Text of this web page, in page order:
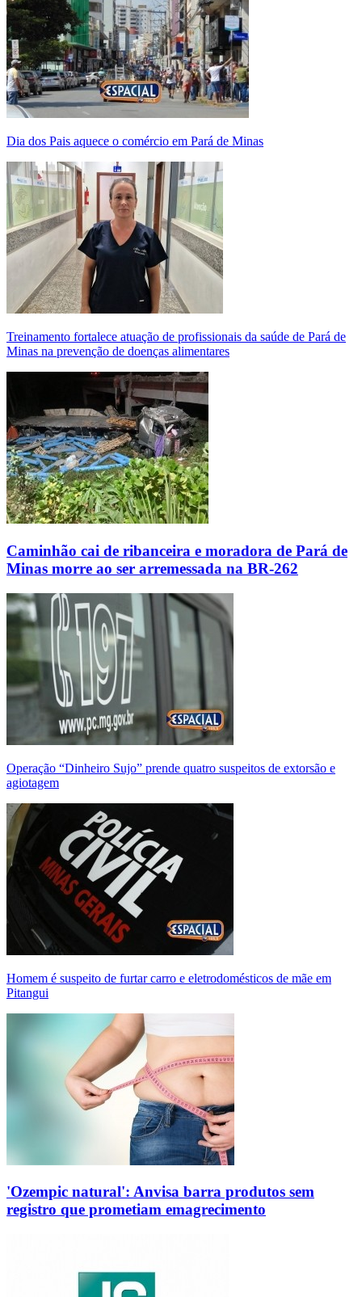
Dia dos Pais aquece o comércio em Pará de Minas
Treinamento fortalece atuação de profissionais da saúde de Pará de
Minas na prevenção de doenças alimentares
Caminhão cai de ribanceira e moradora de Pará de
Minas morre ao ser arremessada na BR-262
Operação “Dinheiro Sujo” prende quatro suspeitos de extorsão e
agiotagem
Homem é suspeito de furtar carro e eletrodomésticos de mãe em
Pitangui
'Ozempic natural': Anvisa barra produtos sem
registro que prometiam emagrecimento